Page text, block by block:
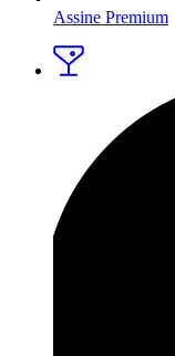
Assine Premium